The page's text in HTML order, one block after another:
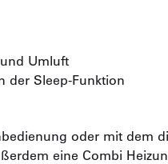
Umluft
der Sleep-Funktion
oder mit dem
eine Combi